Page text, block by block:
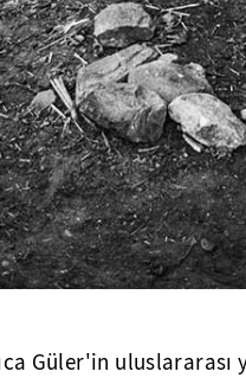
Güler'in uluslararası